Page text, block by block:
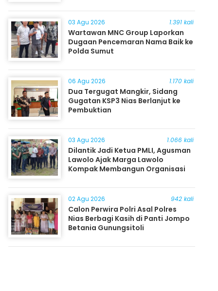
03 Agu 2026 1.391 kali
Wartawan MNC Group Laporkan
Dugaan Pencemaran Nama Baik ke
Polda Sumut
06 Agu 2026 1.170 kali
Dua Tergugat Mangkir, Sidang
Gugatan KSP3 Nias Berlanjut ke
Pembuktian
03 Agu 2026 1.066 kali
Dilantik Jadi Ketua PMLI, Agusman
Lawolo Ajak Marga Lawolo
Kompak Membangun Organisasi
02 Agu 2026 942 kali
Calon Perwira Polri Asal Polres
Nias Berbagi Kasih di Panti Jompo
Betania Gunungsitoli